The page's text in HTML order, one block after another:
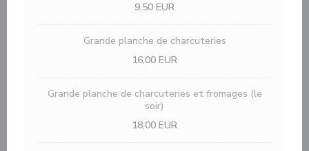
9,50 EUR
Grande planche de charcuteries
16,00 EUR
Grande planche de charcuteries et fromages (le
soir)
18,00 EUR